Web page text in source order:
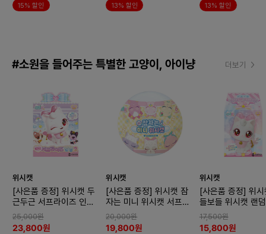
15% 할인 13% 할인 13% 할인
#소원을 들어주는 특별한 고양이, 아이냥 더보기
위시캣
[사은품 증정] 위시캣 두
근두근 서프라이즈 인형2
x2개 (랜덤)
25,000원
23,800원
위시캣
[사은품 증정] 위시캣 잠
자는 미니 위시캣 서프라
이즈x2개 (랜덤)
20,000원
19,800원
위시캣
[사은품 증정] 위
들보들 위시캣 랜
어 서프라이즈 박
(랜덤)
17,500원
15,800원